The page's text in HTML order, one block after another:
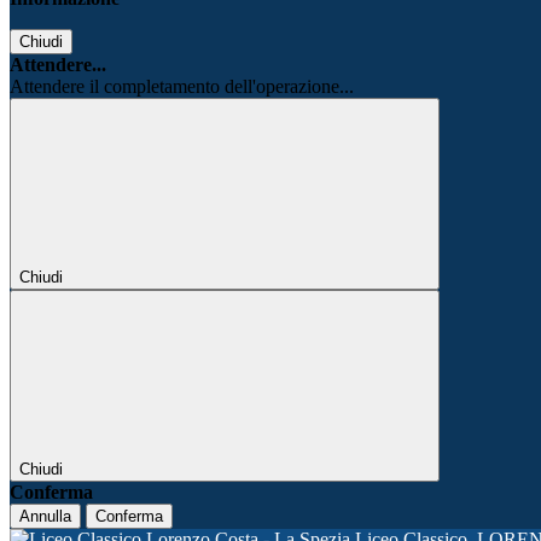
Chiudi
Attendere...
Attendere il completamento dell'operazione...
Chiudi
Chiudi
Conferma
Annulla Conferma